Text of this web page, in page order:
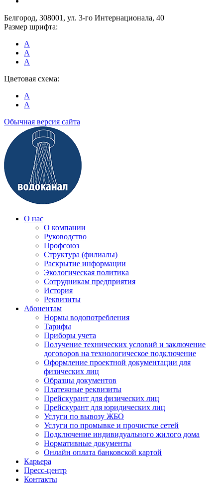
Белгород, 308001, ул. 3-го Интернационала, 40
Размер шрифта:
A
A
A
Цветовая схема:
A
A
Обычная версия сайта
О нас
О компании
Руководство
Профсоюз
Структура (филиалы)
Раскрытие информации
Экологическая политика
Сотрудникам предприятия
История
Реквизиты
Абонентам
Нормы водопотребления
Тарифы
Приборы учета
Получение технических условий и заключение
договоров на технологическое подключение
Оформление проектной документации для
физических лиц
Образцы документов
Платежные реквизиты
Прейскурант для физических лиц
Прейскурант для юридических лиц
Услуги по вывозу ЖБО
Услуги по промывке и прочистке сетей
Подключение индивидуального жилого дома
Нормативные документы
Онлайн оплата банковской картой
Карьера
Пресс-центр
Контакты